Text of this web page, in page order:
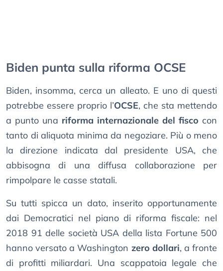
Biden punta sulla riforma OCSE
Biden, insomma, cerca un alleato. E uno di questi
potrebbe essere proprio l’OCSE, che sta mettendo
a punto una riforma internazionale del fisco con
tanto di aliquota minima da negoziare. Più o meno
la direzione indicata dal presidente USA, che
abbisogna di una diffusa collaborazione per
rimpolpare le casse statali.
Su tutti spicca un dato, inserito opportunamente
dai Democratici nel piano di riforma fiscale: nel
2018 91 delle società USA della lista Fortune 500
hanno versato a Washington zero dollari, a fronte
di profitti miliardari. Una scappatoia legale che